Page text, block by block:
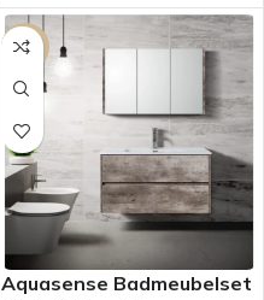
SALE
Aquasense Badmeubelset